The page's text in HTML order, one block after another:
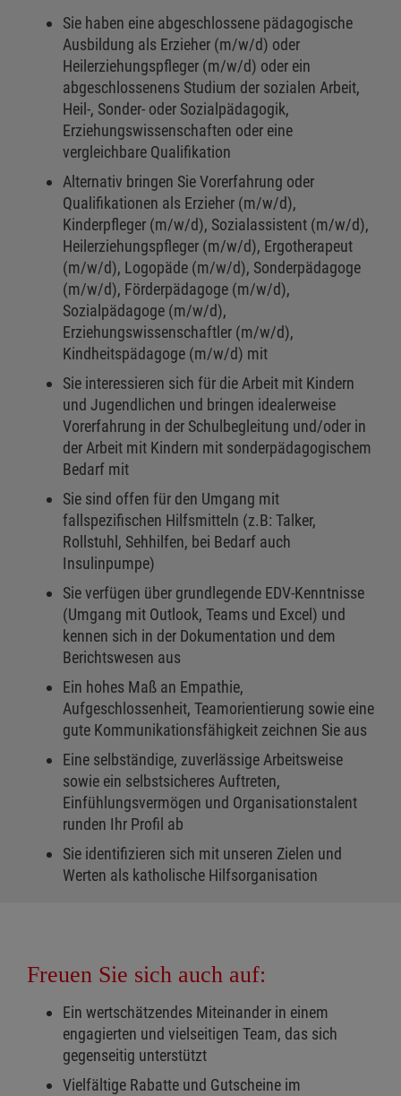
Sie haben eine abgeschlossene pädagogische
Ausbildung als Erzieher (m/w/d) oder
Heilerziehungspfleger (m/w/d) oder ein
abgeschlossenens Studium der sozialen Arbeit,
Heil-, Sonder- oder Sozialpädagogik,
Erziehungswissenschaften oder eine
vergleichbare Qualifikation
Alternativ bringen Sie Vorerfahrung oder
Qualifikationen als Erzieher (m/w/d),
Kinderpfleger (m/w/d), Sozialassistent (m/w/d),
Heilerziehungspfleger (m/w/d), Ergotherapeut
(m/w/d), Logopäde (m/w/d), Sonderpädagoge
(m/w/d), Förderpädagoge (m/w/d),
Sozialpädagoge (m/w/d),
Erziehungswissenschaftler (m/w/d),
Kindheitspädagoge (m/w/d) mit
Sie interessieren sich für die Arbeit mit Kindern
und Jugendlichen und bringen idealerweise
Vorerfahrung in der Schulbegleitung und/oder in
der Arbeit mit Kindern mit sonderpädagogischem
Bedarf mit
Sie sind offen für den Umgang mit
fallspezifischen Hilfsmitteln (z.B: Talker,
Rollstuhl, Sehhilfen, bei Bedarf auch
Insulinpumpe)
Sie verfügen über grundlegende EDV-Kenntnisse
(Umgang mit Outlook, Teams und Excel) und
kennen sich in der Dokumentation und dem
Berichtswesen aus
Ein hohes Maß an Empathie,
Aufgeschlossenheit, Teamorientierung sowie eine
gute Kommunikationsfähigkeit zeichnen Sie aus
Eine selbständige, zuverlässige Arbeitsweise
sowie ein selbstsicheres Auftreten,
Einfühlungsvermögen und Organisationstalent
runden Ihr Profil ab
Sie identifizieren sich mit unseren Zielen und
Werten als katholische Hilfsorganisation
Freuen Sie sich auch auf:
Ein wertschätzendes Miteinander in einem
engagierten und vielseitigen Team, das sich
gegenseitig unterstützt
Vielfältige Rabatte und Gutscheine im